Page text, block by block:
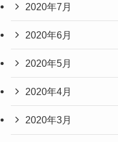
2020年7月
2020年6月
2020年5月
2020年4月
2020年3月